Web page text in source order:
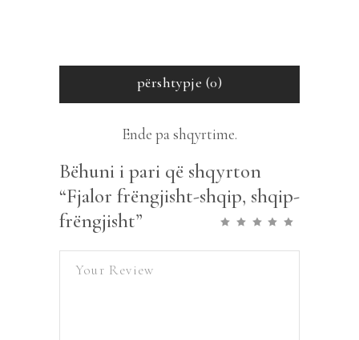
përshtypje (0)
Ende pa shqyrtime.
Bëhuni i pari që shqyrton
“Fjalor frëngjisht-shqip, shqip-
frëngjisht”